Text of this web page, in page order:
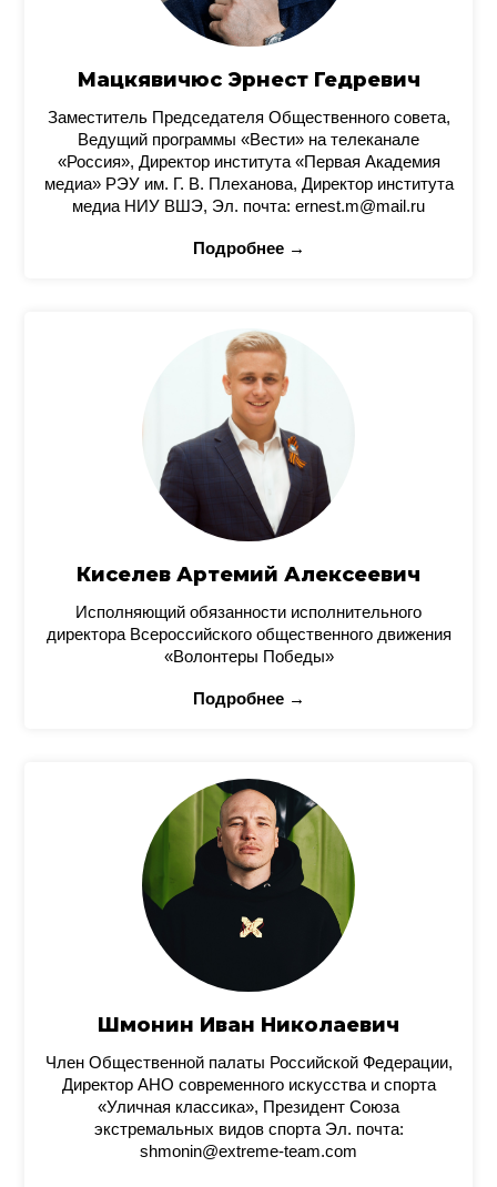
Мацкявичюс Эрнест Гедревич
Заместитель Председателя Общественного совета,
Ведущий программы «Вести» на телеканале
«Россия», Директор института «Первая Академия
медиа» РЭУ им. Г. В. Плеханова, Директор института
медиа НИУ ВШЭ, Эл. почта: ernest.m@mail.ru
Подробнее →
Киселев Артемий Алексеевич
Исполняющий обязанности исполнительного
директора Всероссийского общественного движения
«Волонтеры Победы»
Подробнее →
Шмонин Иван Николаевич
Член Общественной палаты Российской Федерации,
Директор АНО современного искусства и спорта
«Уличная классика», Президент Союза
экстремальных видов спорта Эл. почта:
shmonin@extreme-team.com